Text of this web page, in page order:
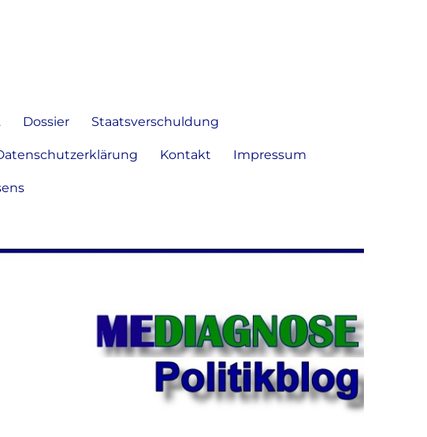
Dossier Staatsverschuldung
Kontakt Impressum